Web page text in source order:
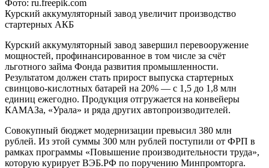
Фото: ru.freepik.com
Курский аккумуляторный завод увеличит производство
стартерных АКБ
Курский аккумуляторный завод завершил перевооружение
мощностей, профинансированное в том числе за счёт
льготного займа Фонда развития промышленности.
Результатом должен стать прирост выпуска стартерных
свинцово-кислотных батарей на 20% — с 1,5 до 1,8 млн
единиц ежегодно. Продукция отгружается на конвейеры
КАМАЗа, «Урала» и ряда других автопроизводителей.
Совокупный бюджет модернизации превысил 380 млн
рублей. Из этой суммы 300 млн рублей поступили от ФРП в
рамках программы «Повышение производительности труда»,
которую курирует ВЭБ.РФ по поручению Минпромторга.